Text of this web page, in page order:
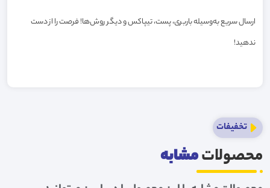
ارسال سریع به‌وسیله باربری، پست، تیپاکس و دیگر روش‌ها! فرصت را از دست
ندهید!
تخفیفات
محصولاتمشابه